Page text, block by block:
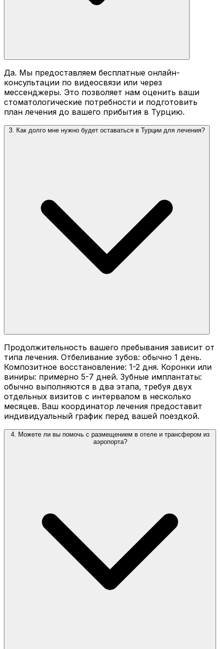
Да. Мы предоставляем бесплатные онлайн-
консультации по видеосвязи или через
мессенджеры. Это позволяет нам оценить ваши
стоматологические потребности и подготовить
план лечения до вашего прибытия в Турцию.
3. Как долго мне нужно будет оставаться в Турции для лечения?
Продолжительность вашего пребывания зависит от
типа лечения. Отбеливание зубов: обычно 1 день.
Композитное восстановление: 1-2 дня. Коронки или
виниры: примерно 5-7 дней. Зубные имплантаты:
обычно выполняются в два этапа, требуя двух
отдельных визитов с интервалом в несколько
месяцев. Ваш координатор лечения предоставит
индивидуальный график перед вашей поездкой.
4. Можете ли вы помочь с размещением в отеле и трансфером из
аэропорта?